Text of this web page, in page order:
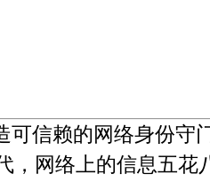
可信赖的网络身份守
，网络上的信息五花